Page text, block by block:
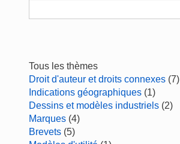
Tous les thèmes
Droit d'auteur et droits connexes (7)
Indications géographiques (1)
Dessins et modèles industriels (2)
Marques (4)
Brevets (5)